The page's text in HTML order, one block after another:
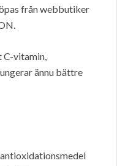
från webbutiker
C-vitamin,
ännu bättre